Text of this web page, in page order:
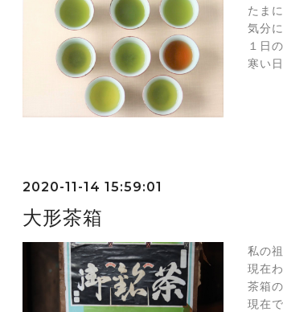
たま
気分
１日
寒い
2020-11-14 15:59:01
大形茶箱
私の
現在
茶箱
現在